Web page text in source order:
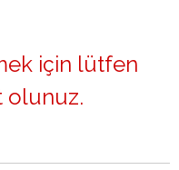
için lütfen
olunuz.